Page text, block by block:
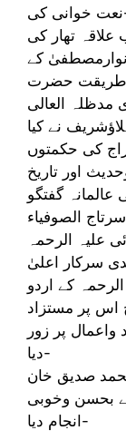
کی-
تھار کی
کے
حضرت
مدظلہ العالی
کی حکمتوں
اور تاریخ
گفتگو
الصوفیاء
علیہ الرحمہ
سرکار اعلیٰ
کے اردو
پر زور
دیا-
صدیق خان
نے بحسن وخوبی
انجام دیا-